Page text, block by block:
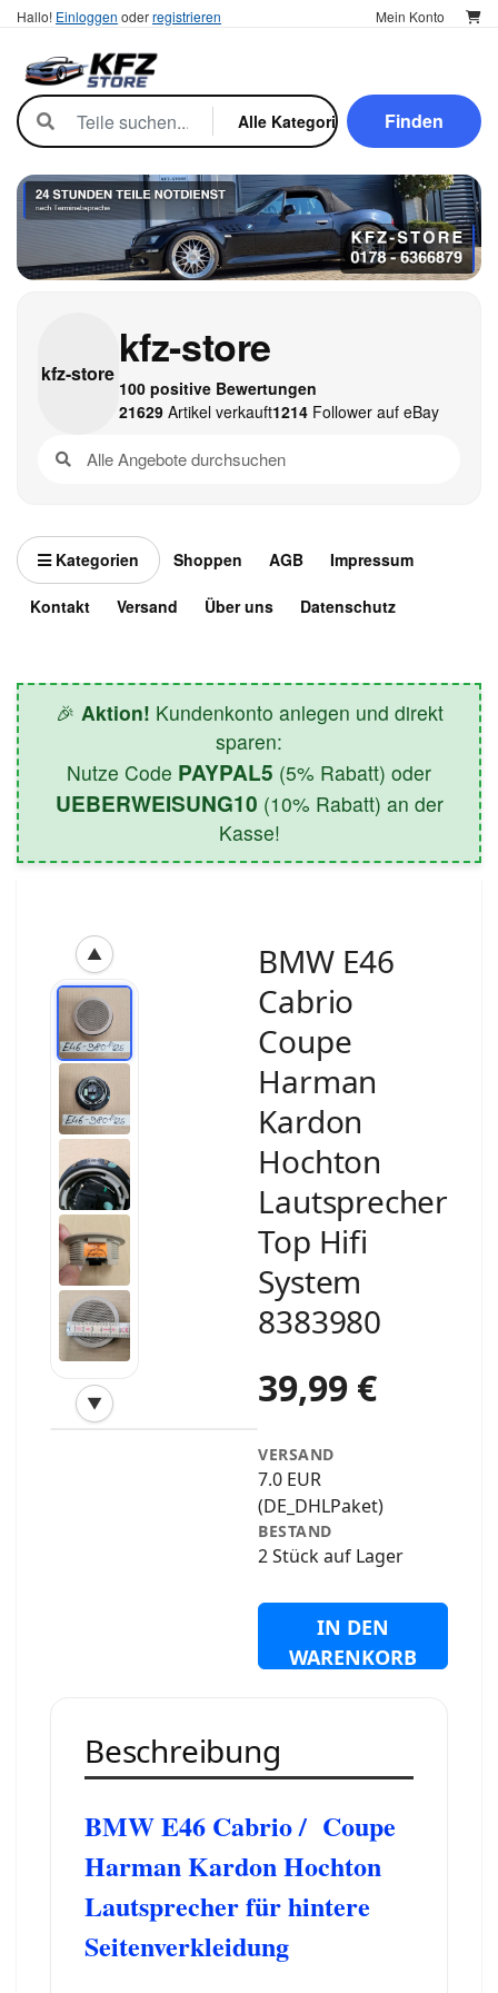
Hallo! Einloggen oderregistrieren Mein Konto
Finden
kfz-store
kfz-store
100 positive Bewertungen
21629Artikel verkauft1214Follower auf eBay
Kategorien Shoppen AGB Impressum
Kontakt Versand Über uns Datenschutz
🎉 Aktion! Kundenkonto anlegen und direkt
sparen:
Nutze Code PAYPAL5 (5% Rabatt) oder
UEBERWEISUNG10 (10% Rabatt) an der
Kasse!
▲
▼
‹
BMW E46
Cabrio
Coupe
Harman
Kardon
Hochton
Lautsprecher
Top Hifi
System
8383980
39,99 €
VERSAND
7.0 EUR
(DE_DHLPaket)
BESTAND
2 Stück auf Lager
IN DEN
WARENKORB
Beschreibung
BMW E46 Cabrio / Coupe
Harman Kardon Hochton
Lautsprecher für hintere
Seitenverkleidung